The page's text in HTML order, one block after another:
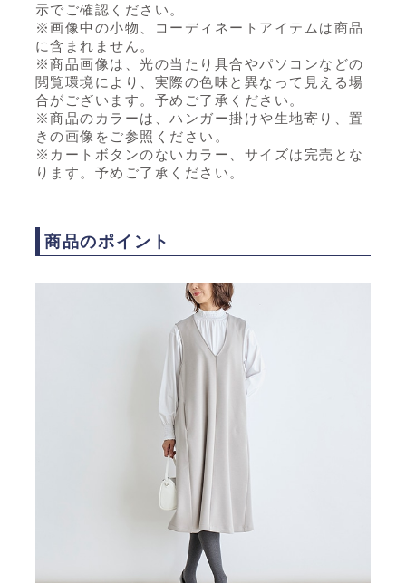
示でご確認ください。
※画像中の小物、コーディネートアイテムは商品
に含まれません。
※商品画像は、光の当たり具合やパソコンなどの
閲覧環境により、実際の色味と異なって見える場
合がございます。予めご了承ください。
※商品のカラーは、ハンガー掛けや生地寄り、置
きの画像をご参照ください。
※カートボタンのないカラー、サイズは完売とな
ります。予めご了承ください。
商品のポイント